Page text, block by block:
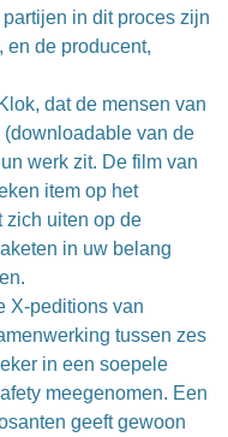
in dit proces zijn
en de producent,
dat de mensen van
van de
werk zit. De film van
item op het
zich uiten op de
in uw belang
X-peditions van
tussen zes
in een soepele
meegenomen. Een
geeft gewoon